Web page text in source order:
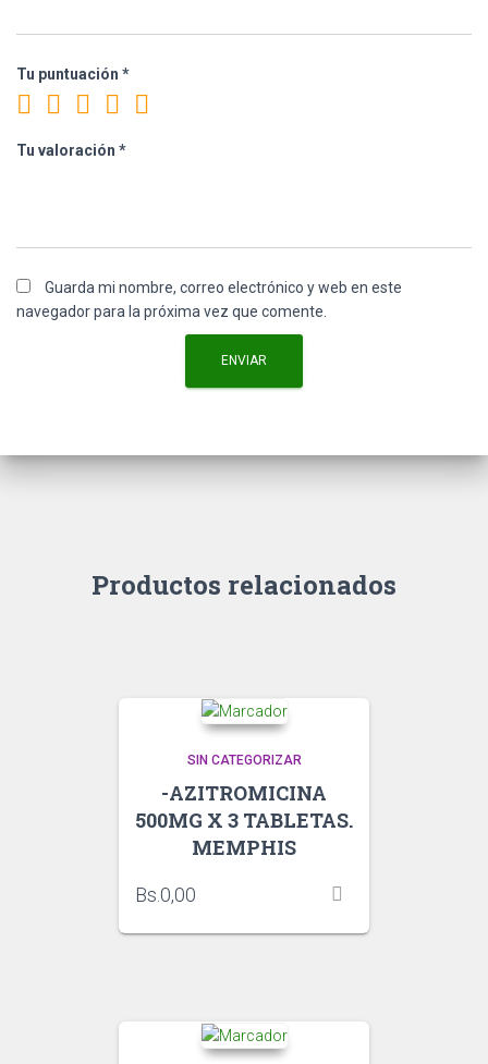
Tu puntuación *
Tu valoración *
Guarda mi nombre, correo electrónico y web en este
navegador para la próxima vez que comente.
Productos relacionados
SIN CATEGORIZAR
-AZITROMICINA
500MG X 3 TABLETAS.
MEMPHIS
Bs.0,00